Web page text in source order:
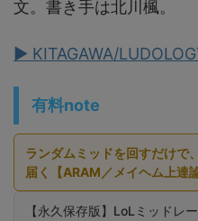
文。書き手は北川楓。
▶ KITAGAWA/
有料note
ランダムミッドを回すだけで
届く【ARAM／メイヘム上達論
【永久保存版】LoLミッドレ